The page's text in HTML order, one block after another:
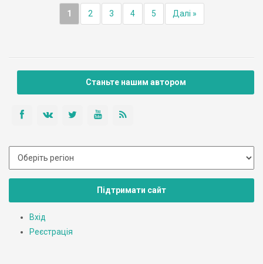
1 2 3 4 5 Далі »
Станьте нашим автором
Підтримати сайт
Вхід
Реєстрація